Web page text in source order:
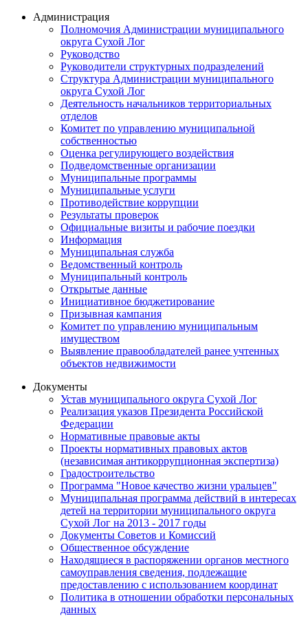
Администрация
Полномочия Администрации муниципального
округа Сухой Лог
Руководство
Руководители структурных подразделений
Структура Администрации муниципального
округа Сухой Лог
Деятельность начальников территориальных
отделов
Комитет по управлению муниципальной
собственностью
Оценка регулирующего воздействия
Подведомственные организации
Муниципальные программы
Муниципальные услуги
Противодействие коррупции
Результаты проверок
Официальные визиты и рабочие поездки
Информация
Муниципальная служба
Ведомственный контроль
Муниципальный контроль
Открытые данные
Инициативное бюджетирование
Призывная кампания
Комитет по управлению муниципальным
имуществом
Выявление правообладателей ранее учтенных
объектов недвижимости
Документы
Устав муниципального округа Сухой Лог
Реализация указов Президента Российской
Федерации
Нормативные правовые акты
Проекты нормативных правовых актов
(независимая антикоррупционная экспертиза)
Градостроительство
Программа "Новое качество жизни уральцев"
Муниципальная программа действий в интересах
детей на территории муниципального округа
Сухой Лог на 2013 - 2017 годы
Документы Советов и Комиссий
Общественное обсуждение
Находящиеся в распоряжении органов местного
самоуправления сведения, подлежащие
предоставлению с использованием координат
Политика в отношении обработки персональных
данных